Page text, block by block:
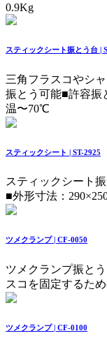
0.9Kg
スティックシート振とう台 |
三角フラスコやシ
振とう可能■許容振
温〜70℃
スティックシート | ST-2925
スティックシート
■外形寸法：
ツメクランプ | CF-0050
ツメクランプ振と
スコを固定するた
ツメクランプ | CF-0100